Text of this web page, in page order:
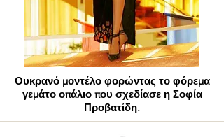
Ουκρανό μοντέλο φορώντας το φόρεμα
γεμάτο οπάλιο που σχεδίασε η Σοφία
Προβατίδη.